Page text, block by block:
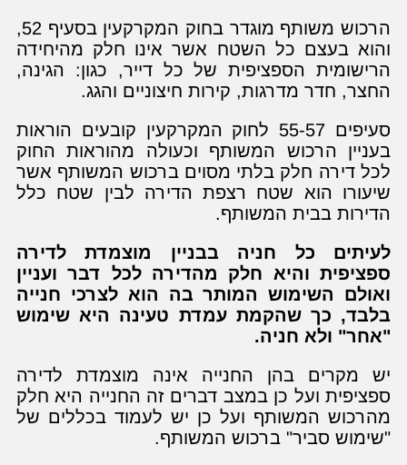
הרכוש משותף מוגדר בחוק המקרקעין בסעיף 52,
והוא בעצם כל השטח אשר אינו חלק מהיחידה
הרישומית הספציפית של כל דייר, כגון: הגינה,
החצר, חדר מדרגות, קירות חיצוניים והגג.
סעיפים 55-57 לחוק המקרקעין קובעים הוראות
בעניין הרכוש המשותף וכעולה מהוראות החוק
לכל דירה חלק בלתי מסוים ברכוש המשותף אשר
שיעורו הוא שטח רצפת הדירה לבין שטח כלל
הדירות בבית המשותף.
לעיתים כל חניה בבניין מוצמדת לדירה
ספציפית והיא חלק מהדירה לכל דבר ועניין
ואולם השימוש המותר בה הוא לצרכי חנייה
בלבד, כך שהקמת עמדת טעינה היא שימוש
"אחר" ולא חניה.
יש מקרים בהן החנייה אינה מוצמדת לדירה
ספציפית ועל כן במצב דברים זה החנייה היא חלק
מהרכוש המשותף ועל כן יש לעמוד בכללים של
"שימוש סביר" ברכוש המשותף.